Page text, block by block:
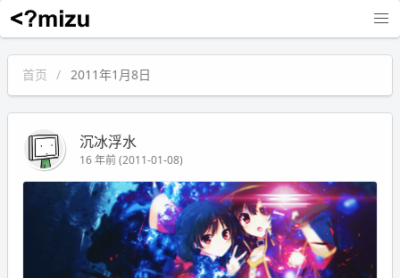
沉冰浮水
首页 2011年1月8日
沉冰浮水
16 年前 (2011-01-08)